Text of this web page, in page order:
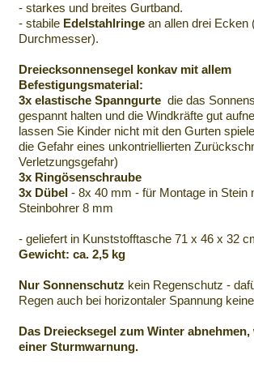
- starkes und breites Gurtband.
- stabile Edelstahlringe an allen drei Ecken
Durchmesser).
Dreiecksonnensegel konkav mit allem
Befestigungsmaterial:
3x elastische Spanngurte die das
gespannt halten und die Windkräfte gut
lassen Sie Kinder nicht mit den Gurten
die Gefahr eines unkontriellierten
Verletzungsgefahr)
3x Ringösenschraube
3x Dübel - 8x 40 mm - für Montage in Stein
Steinbohrer 8 mm
- geliefert in Kunststofftasche 71 x 46 x 32
Gewicht: ca. 2,5 kg
Nur Sonnenschutz kein Regenschutz -
Regen auch bei horizontaler Spannung
Das Dreiecksegel zum Winter
einer Sturmwarnung.